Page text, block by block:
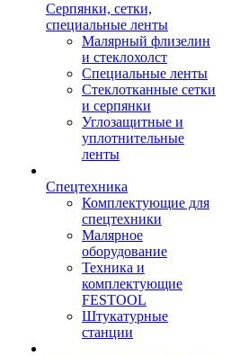
Серпянки, сетки,
специальные ленты
Малярный флизелин
и стеклохолст
Специальные ленты
Стеклотканные сетки
и серпянки
Углозащитные и
уплотнительные
ленты
Спецтехника
Комплектующие для
спецтехники
Малярное
оборудование
Техника и
комплектующие
FESTOOL
Штукатурные
станции